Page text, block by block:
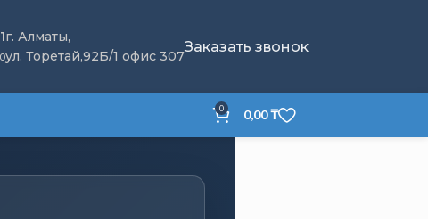
г. Алматы,
ул. Торетай,92Б/1 офис 307
Заказать звонок
0 0,00₸